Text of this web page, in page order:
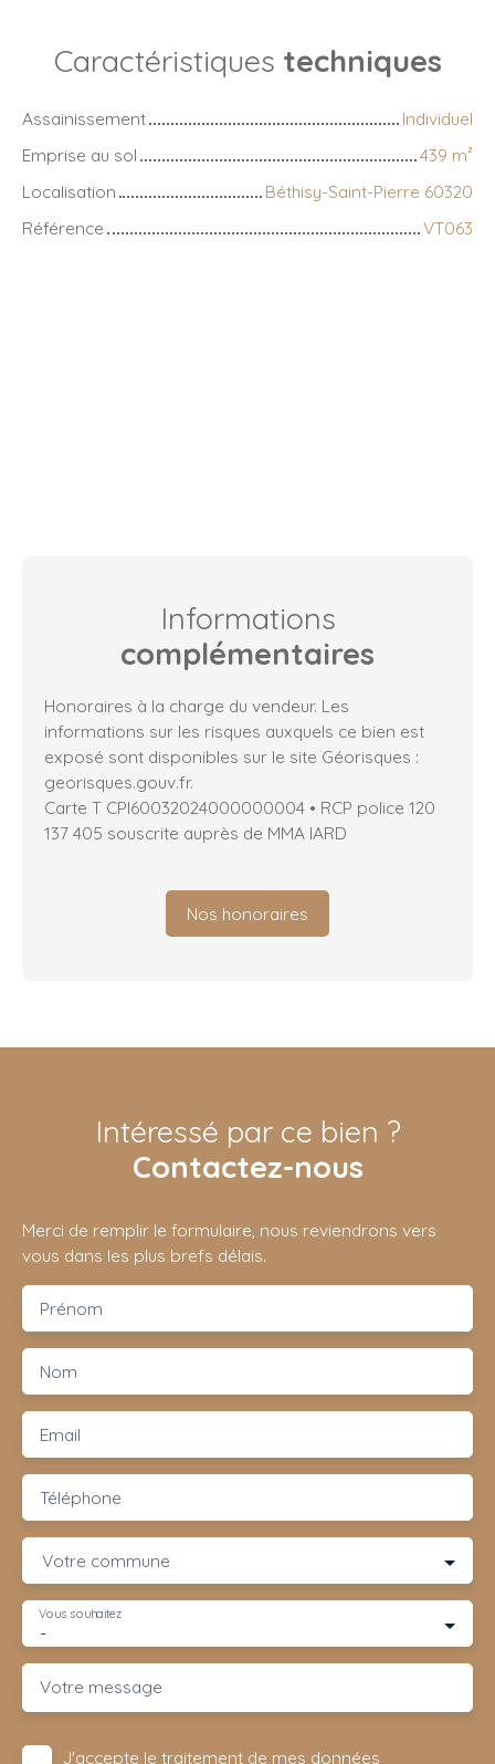
Caractéristiques techniques
Assainissement
Individuel
Emprise au sol
439 m²
Localisation
Béthisy-Saint-Pierre 60320
Référence
VT063
Informations
complémentaires
Honoraires à la charge du vendeur. Les
informations sur les risques auxquels ce bien est
exposé sont disponibles sur le site Géorisques :
georisques.gouv.fr.
Carte T CPI60032024000000004 • RCP police 120
137 405 souscrite auprès de MMA IARD
Nos honoraires
Intéressé par ce bien ?
Contactez-nous
Merci de remplir le formulaire, nous reviendrons vers
vous dans les plus brefs délais.
Prénom
Nom
Email
Téléphone
Votre commune
-
Vous souhaitez
Votre message
J'accepte le traitement de mes données